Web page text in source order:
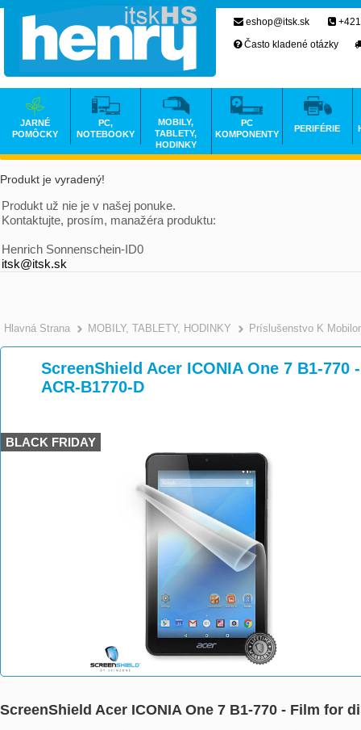
Produkt je vyradený!
Produkt už nie je v našej ponuke.
Kontaktujte, prosím, manažéra produktu:
Henrich Sonnenschein-ID0
itsk@itsk.sk
Hlavná Strana >
MOBILY, TABLETY, HODINKY >
Príslušenstvo K
ScreenShield Acer ICONIA One 7 B1-
ACR-B1770-D
BLACK FRIDAY
ScreenShield Acer ICONIA One 7 B1-770 - Film for
eshop@itsk.sk
Často kladené otázky
JARNÉ
POMÔCKY
PC,
NOTEBOOKY
MOBILY,
TABLETY,
HODINKY
PC
KOMPONENTY
PERIFÉRIE